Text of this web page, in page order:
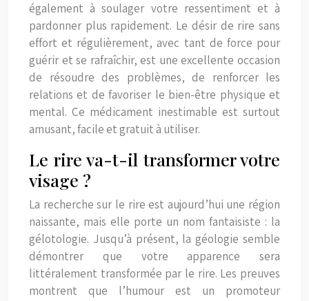
également à soulager votre ressentiment et à
pardonner plus rapidement. Le désir de rire sans
effort et régulièrement, avec tant de force pour
guérir et se rafraîchir, est une excellente occasion
de résoudre des problèmes, de renforcer les
relations et de favoriser le bien-être physique et
mental. Ce médicament inestimable est surtout
amusant, facile et gratuit à utiliser.
Le rire va-t-il transformer votre
visage ?
La recherche sur le rire est aujourd’hui une région
naissante, mais elle porte un nom fantaisiste : la
gélotologie. Jusqu’à présent, la géologie semble
démontrer que votre apparence sera
littéralement transformée par le rire. Les preuves
montrent que l’humour est un promoteur